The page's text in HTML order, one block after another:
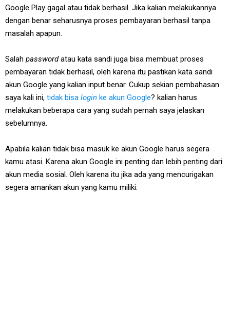
Google Play gagal atau tidak berhasil. Jika kalian melakukannya
dengan benar seharusnya proses pembayaran berhasil tanpa
masalah apapun.
Salah passwordatau kata sandi juga bisa membuat proses
pembayaran tidak berhasil, oleh karena itu pastikan kata sandi
akun Google yang kalian input benar. Cukup sekian pembahasan
saya kali ini, tidak bisa login ke akun Google? kalian harus
melakukan beberapa cara yang sudah pernah saya jelaskan
sebelumnya.
Apabila kalian tidak bisa masuk ke akun Google harus segera
kamu atasi. Karena akun Google ini penting dan lebih penting dari
akun media sosial. Oleh karena itu jika ada yang mencurigakan
segera amankan akun yang kamu miliki.